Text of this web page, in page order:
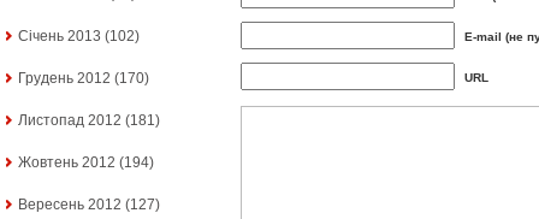
Січень 2013 (102)
Грудень 2012 (170)
Листопад 2012 (181)
Жовтень 2012 (194)
Вересень 2012 (127)
E-mail (не
URL